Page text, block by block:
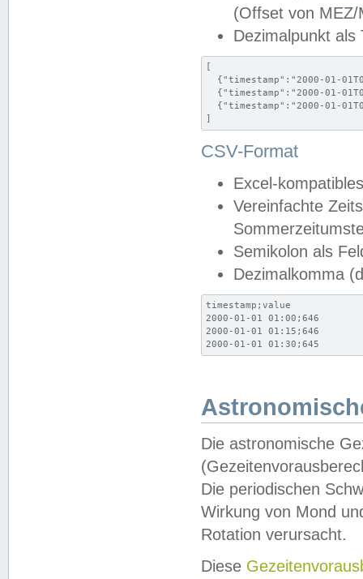
(Offset von MEZ/
Dezimalpunkt als
[
{"timestamp":"2000-01-
{"timestamp":"2000-01-
{"timestamp":"2000-01-
]
CSV-Format
Excel-
Vereinfachte
Semikolon als
Dezimalkomma
timestamp;value
2000-01-01 01:00;646
2000-01-01 01:15;646
2000-01-01 01:30;645
Die astronomische
Die periodischen
Wirkung von Mond
Rotation verursacht.
Diese